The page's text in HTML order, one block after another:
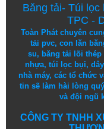
Băng tải- Túi lọc
TPC -
Toàn Phát chuyên
tải pvc,con lăn
su, băng tải lõi thép
nhựa, túi lọc bụi,
nhà máy, các tổ chức
tin sẽ làm hài lòng
và đội ngũ
CÔNG TY TNHH